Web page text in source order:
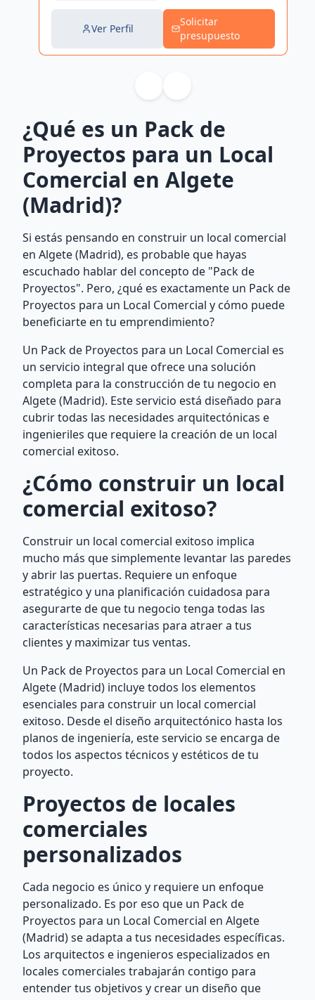
Ver Perfil
Solicitar
presupuesto
¿Qué es un Pack de
Proyectos para un Local
Comercial en Algete
(Madrid)?
Si estás pensando en construir un local comercial
en Algete (Madrid), es probable que hayas
escuchado hablar del concepto de "Pack de
Proyectos". Pero, ¿qué es exactamente un Pack de
Proyectos para un Local Comercial y cómo puede
beneficiarte en tu emprendimiento?
Un Pack de Proyectos para un Local Comercial es
un servicio integral que ofrece una solución
completa para la construcción de tu negocio en
Algete (Madrid). Este servicio está diseñado para
cubrir todas las necesidades arquitectónicas e
ingenieriles que requiere la creación de un local
comercial exitoso.
¿Cómo construir un local
comercial exitoso?
Construir un local comercial exitoso implica
mucho más que simplemente levantar las paredes
y abrir las puertas. Requiere un enfoque
estratégico y una planificación cuidadosa para
asegurarte de que tu negocio tenga todas las
características necesarias para atraer a tus
clientes y maximizar tus ventas.
Un Pack de Proyectos para un Local Comercial en
Algete (Madrid) incluye todos los elementos
esenciales para construir un local comercial
exitoso. Desde el diseño arquitectónico hasta los
planos de ingeniería, este servicio se encarga de
todos los aspectos técnicos y estéticos de tu
proyecto.
Proyectos de locales
comerciales
personalizados
Cada negocio es único y requiere un enfoque
personalizado. Es por eso que un Pack de
Proyectos para un Local Comercial en Algete
(Madrid) se adapta a tus necesidades específicas.
Los arquitectos e ingenieros especializados en
locales comerciales trabajarán contigo para
entender tus objetivos y crear un diseño que